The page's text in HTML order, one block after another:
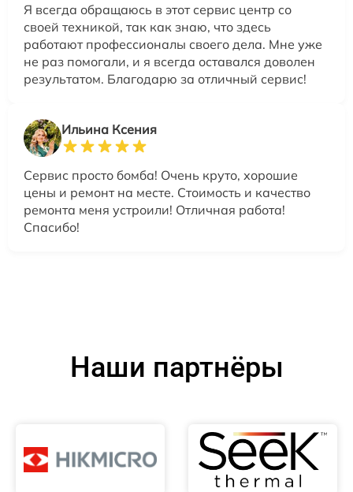
Я всегда обращаюсь в этот сервис центр со
своей техникой, так как знаю, что здесь
работают профессионалы своего дела. Мне уже
не раз помогали, и я всегда оставался доволен
результатом. Благодарю за отличный сервис!
Ильина Ксения
Сервис просто бомба! Очень круто, хорошие
цены и ремонт на месте. Стоимость и качество
ремонта меня устроили! Отличная работа!
Спасибо!
Наши партнёры